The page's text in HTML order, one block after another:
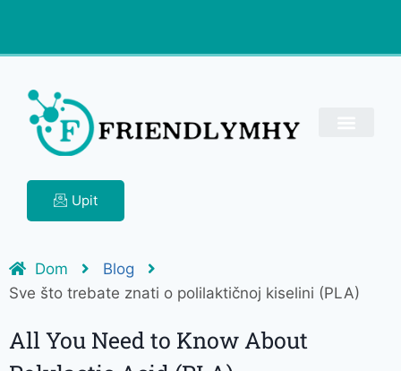
Upit
Dom
Blog
Sve što trebate znati o polilaktičnoj kiselini (PLA)
All You Need to Know About